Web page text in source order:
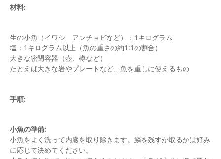
材料:
生の小魚（イワシ、アンチョビなど）：1キログラム
塩：1キログラム以上（魚の重さの約1:1の割合）
大きな密閉容器（壺、樽など）
たとえば大きな岩やプレートなど、魚を重しに使えるもの
手順:
小魚の準備:
小魚をよく洗って内臓を取り除きます。鱗を残すか取るかは好み
に応じて決めてください。